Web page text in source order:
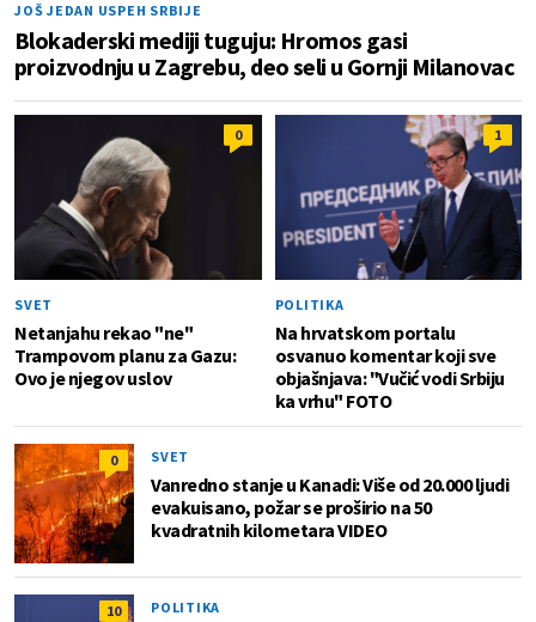
JOŠ JEDAN USPEH SRBIJE
Blokaderski mediji tuguju: Hromos gasi
proizvodnju u Zagrebu, deo seli u Gornji Milanovac
0
SVET
Netanjahu rekao "ne"
Trampovom planu za Gazu:
Ovo je njegov uslov
1
POLITIKA
Na hrvatskom portalu
osvanuo komentar koji sve
objašnjava: "Vučić vodi Srbiju
ka vrhu" FOTO
0 SVET
Vanredno stanje u Kanadi: Više od 20.000 ljudi
evakuisano, požar se proširio na 50
kvadratnih kilometara VIDEO
10 POLITIKA